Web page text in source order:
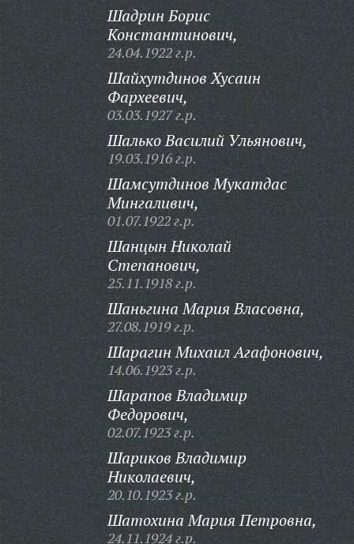
Шадрин Борис
Константинович,
24.04.1922 г.р.
Шайхутдинов Хусаин
Фархеевич,
03.03.1927 г.р.
Шалько Василий Ульянович,
19.03.1916 г.р.
Шамсутдинов Мукатдас
Мингаливич,
01.07.1922 г.р.
Шанцын Николай
Степанович,
25.11.1918 г.р.
Шаньгина Мария Власовна,
27.08.1919 г.р.
Шарагин Михаил Агафонович,
14.06.1923 г.р.
Шарапов Владимир
Федорович,
02.07.1923 г.р.
Шариков Владимир
Николаевич,
20.10.1923 г.р.
Шатохина Мария Петровна,
24.11.1924 г.р.